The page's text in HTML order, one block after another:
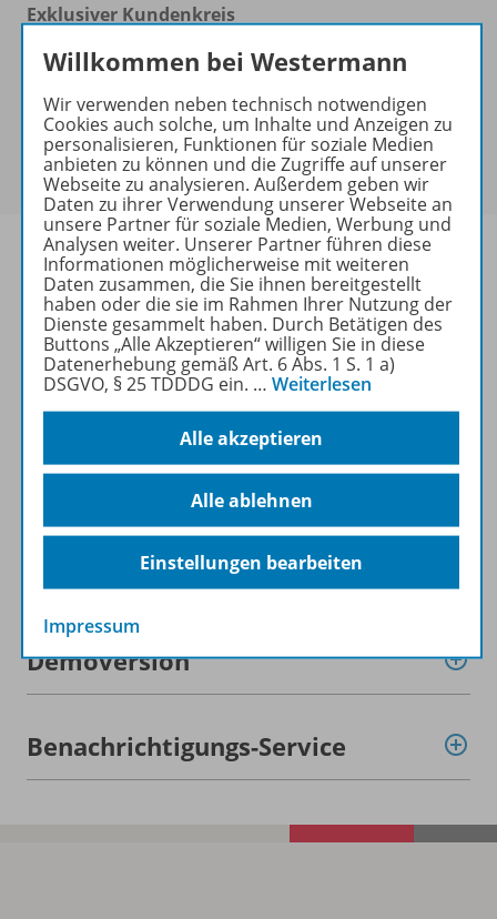
Exklusiver Kundenkreis
Ausbildern/Ausbilderinnen, Dozenten/Dozentinnen,
Erziehern/Erzieherinnen, Lehrkräften,
Referendaren/Referendarinnen,
Studenten/Studentinnen und Universitätslehrenden
erworben werden.
Produktinformationen
Beschreibung
Lizenzbedingungen
Zugehörige Produkte
Demoversion
Benachrichtigungs-Service
Willkommen bei Westermann
Wir verwenden neben technisch notwendigen
Cookies auch solche, um Inhalte und Anzeigen zu
personalisieren, Funktionen für soziale Medien
anbieten zu können und die Zugriffe auf unserer
Webseite zu analysieren. Außerdem geben wir
Daten zu ihrer Verwendung unserer Webseite an
unsere Partner für soziale Medien, Werbung und
Analysen weiter. Unserer Partner führen diese
Informationen möglicherweise mit weiteren
Daten zusammen, die Sie ihnen bereitgestellt
haben oder die sie im Rahmen Ihrer Nutzung der
Dienste gesammelt haben. Durch Betätigen des
Buttons „Alle Akzeptieren“ willigen Sie in diese
Datenerhebung gemäß Art. 6 Abs. 1 S. 1 a)
DSGVO, § 25 TDDDG ein. … Weiterlesen
Alle akzeptieren
Alle ablehnen
Einstellungen bearbeiten
Impressum